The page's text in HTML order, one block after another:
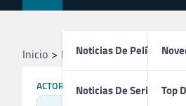
Noticias De Películas
Noticias De Series Top
Inicio Profesionales
ACTORES DIRECTORES GUIONISTAS